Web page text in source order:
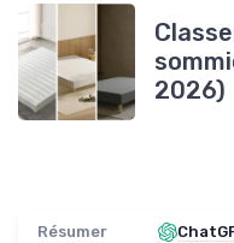
2026)
Résumer